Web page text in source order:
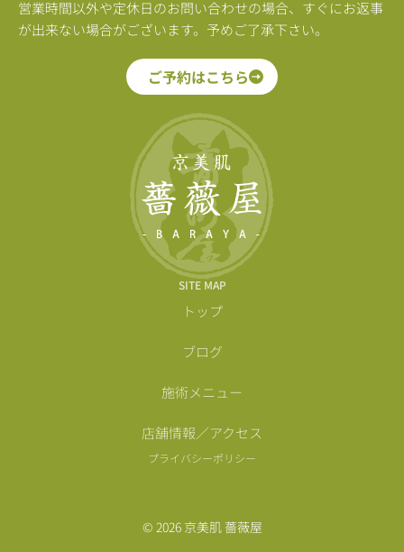
SITE MAP
トップ
ブログ
施術メニュー
店舗情報／アクセス
プライバシーポリシー
© 2026 京美肌 薔薇屋
営業時間以外や定休日のお問い合わせの場合、すぐにお返事
が出来ない場合がございます。予めご了承下さい。
ご予約はこちら